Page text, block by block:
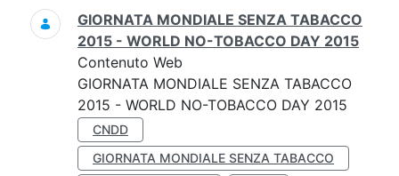
GIORNATA MONDIALE SENZA TABACCO
2015 - WORLD NO-TOBACCO DAY 2015
Contenuto Web
GIORNATA MONDIALE SENZA TABACCO
2015 - WORLD NO-TOBACCO DAY 2015
CNDD
GIORNATA MONDIALE SENZA TABACCO